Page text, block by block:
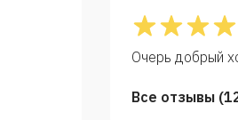
Очерь добрый
Все отзывы (